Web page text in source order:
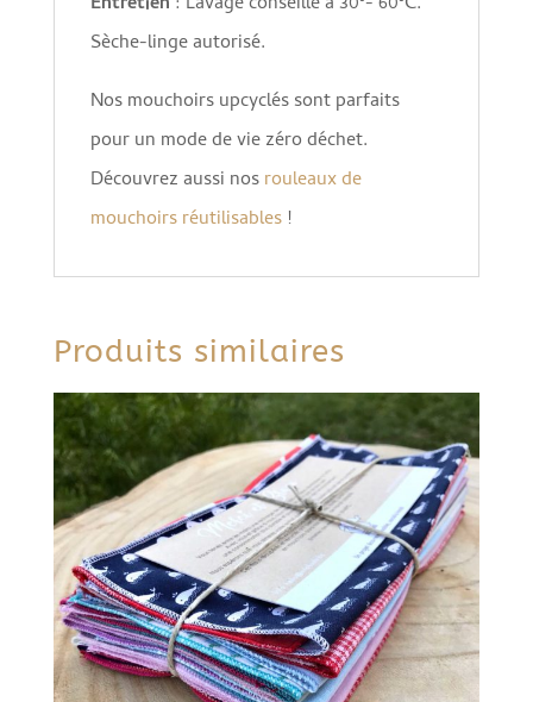
Sèche-linge autorisé.
Nos mouchoirs upcyclés sont parfaits
pour un mode de vie zéro déchet.
Découvrez aussi nosrouleaux de
mouchoirs réutilisables!
Produits similaires